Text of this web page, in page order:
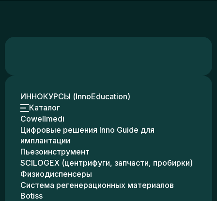
ИННОКУРСЫ (InnoEducation)
Каталог
Cowellmedi
Цифровые решения Inno Guide для
имплантации
Пьезоинструмент
SCILOGEX (центрифуги, запчасти, пробирки)
Физиодиспенсеры
Система регенерационных материалов
Botiss